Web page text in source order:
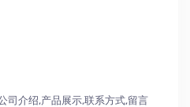
司介绍,产品展示,联系方式,留言